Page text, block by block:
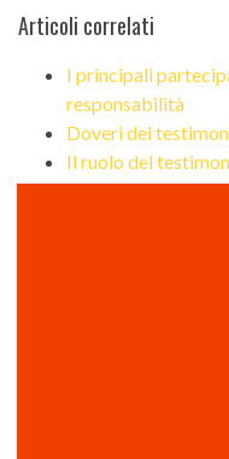
Articoli correlati
I principali
responsabilità
Doveri dei
Il ruolo del